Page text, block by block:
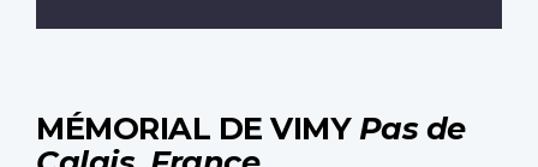
MÉMORIAL DE VIMY Pas de